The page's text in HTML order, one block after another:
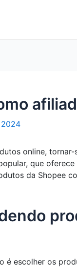
2024
online,
que
da Shopee
escolher os